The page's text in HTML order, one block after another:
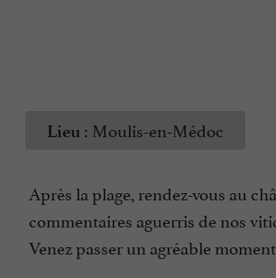
Lieu : Moulis-en-Médoc
Après la plage, rendez-vous au
commentaires aguerris de nos
Venez passer un agréable